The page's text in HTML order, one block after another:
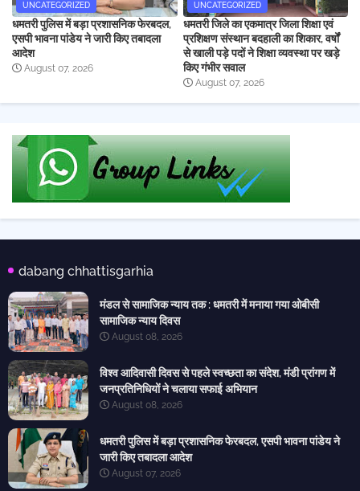
UNCATEGORIZED
धमतरी पुलिस में बड़ा प्रशासनिक फेरबदल,
एसपी भावना पांडेय ने जारी किए तबादला
आदेश
August 07, 2026
UNCATEGORIZED
धमतरी जिले का एकमात्र जिला शिक्षा एवं
प्रशिक्षण संस्थान बदहाली का शिकार, वर्षों
से खाली पड़े पदों ने शिक्षा व्यवस्था पर खड़े
किए गंभीर सवाल
August 07, 2026
dabang chhattisgarhia
मंडल से सामाजिक न्याय तक : धमतरी में मनाया गया ओबीसी
सामाजिक न्याय दिवस
August 08, 2026
विश्व आदिवासी दिवस से पहले स्वच्छता का संदेश, मंडी प्रांगण में
जनप्रतिनिधियों ने चलाया सफाई अभियान
August 08, 2026
धमतरी पुलिस में बड़ा प्रशासनिक फेरबदल, एसपी भावना पांडेय ने
जारी किए तबादला आदेश
August 07, 2026